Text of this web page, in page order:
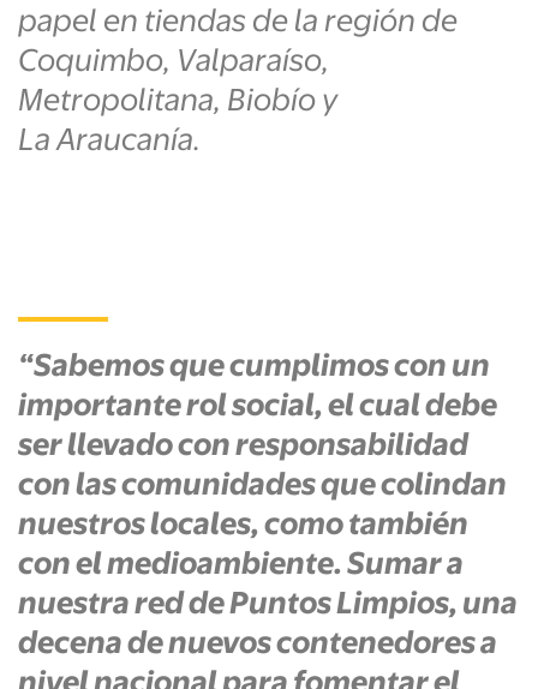
papel en tiendas de la región de
Coquimbo, Valparaíso,
Metropolitana, Biobío y
La Araucanía.
“Sabemos que cumplimos con un
importante rol social, el cual debe
ser llevado con responsabilidad
con las comunidades que colindan
nuestros locales, como también
con el medioambiente. Sumar a
nuestra red de Puntos Limpios, una
decena de nuevos contenedores a
nivel nacional para fomentar el